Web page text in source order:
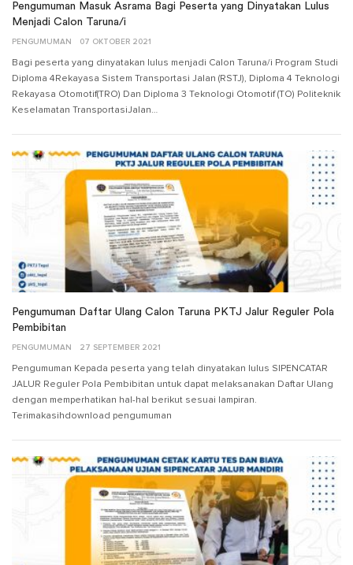
Pengumuman Masuk Asrama Bagi Peserta yang Dinyatakan Lulus
Menjadi Calon Taruna/i
PENGUMUMAN 07 OKTOBER 2021
Bagi peserta yang dinyatakan lulus menjadi Calon Taruna/i Program Studi
Diploma 4Rekayasa Sistem Transportasi Jalan (RSTJ), Diploma 4 Teknologi
Rekayasa Otomotif(TRO) Dan Diploma 3 Teknologi Otomotif (TO) Politeknik
Keselamatan TransportasiJalan…
Pengumuman Daftar Ulang Calon Taruna PKTJ Jalur Reguler Pola
Pembibitan
PENGUMUMAN 27 SEPTEMBER 2021
Pengumuman Kepada peserta yang telah dinyatakan lulus SIPENCATAR
JALUR Reguler Pola Pembibitan untuk dapat melaksanakan Daftar Ulang
dengan memperhatikan hal-hal berikut sesuai lampiran.
Terimakasihdownload pengumuman